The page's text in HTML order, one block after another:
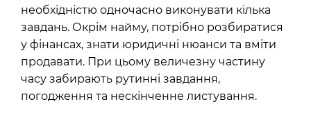
необхідністю одночасно виконувати кілька
завдань. Окрім найму, потрібно розбиратися
у фінансах, знати юридичні нюанси та вміти
продавати. При цьому величезну частину
часу забирають рутинні завдання,
погодження та нескінченне листування.